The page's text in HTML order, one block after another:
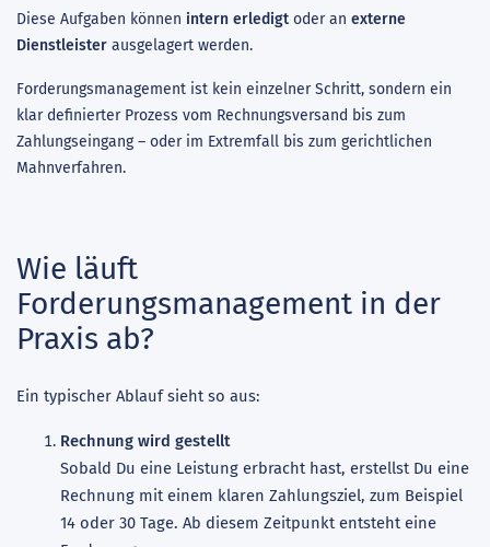
Diese Aufgaben können intern erledigt oder an externe
Dienstleister ausgelagert werden.
Forderungsmanagement ist kein einzelner Schritt, sondern ein
klar definierter Prozess vom Rechnungsversand bis zum
Zahlungseingang – oder im Extremfall bis zum gerichtlichen
Mahnverfahren.
Wie läuft
Forderungsmanagement in der
Praxis ab?
Ein typischer Ablauf sieht so aus:
Rechnung wird gestellt
Sobald Du eine Leistung erbracht hast, erstellst Du eine
Rechnung mit einem klaren Zahlungsziel, zum Beispiel
14 oder 30 Tage. Ab diesem Zeitpunkt entsteht eine